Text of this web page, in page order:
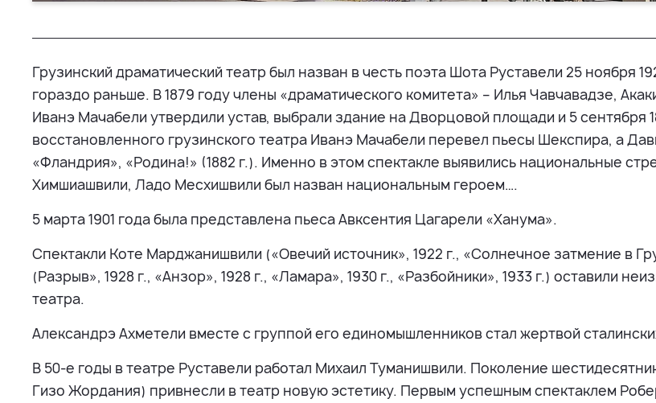
Грузинский драматический театр был назван в честь поэта Шота Руставели 25 ноября
гораздо раньше. В 1879 году члены «драматического комитета» – Илья Чавчавадзе,
Иванэ Мачабели утвердили устав, выбрали здание на Дворцовой площади и 5 сентября
восстановленного ​​грузинского театра Иванэ Мачабели перевел пьесы Шекспира, а
«Фландрия», «Родина!» (1882 г.). Именно в этом спектакле выявились национальные
Химшиашвили, Ладо Месхишвили был назван национальным героем….
5 марта 1901 года была представлена пьеса Авксентия Цагарели «Ханума».
Спектакли Коте Марджанишвили («Овечий источник», 1922 г., «Солнечное затмение в
(Разрыв», 1928 г., «Анзор», 1928 г., «Ламара», 1930 г., «Разбойники», 1933 г.) оставили
театра.
Александрэ Ахметели вместе с группой его единомышленников стал жертвой
В 50-е годы в театре Руставели работал Михаил Туманишвили. Поколение
Гизо Жордания) привнесли в театр новую эстетику. Первым успешным спектаклем